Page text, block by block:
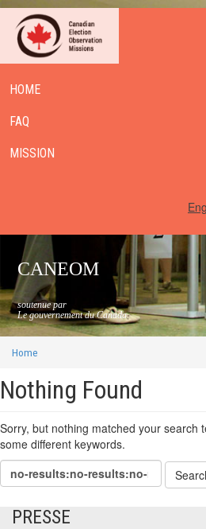
HOME
FAQ
MISSION
CANEOM
soutenue par
Le gouvernement du Canada
Home
Nothing Found
Sorry, but nothing matched your search
some different keywords.
PRESSE